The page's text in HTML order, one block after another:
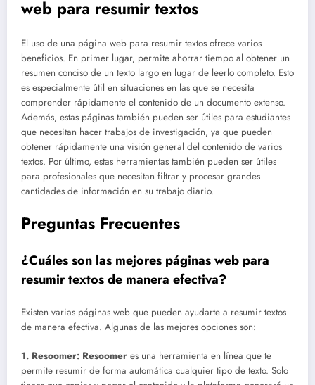
web para resumir textos
El uso de una página web para resumir textos ofrece varios
beneficios. En primer lugar, permite ahorrar tiempo al obtener un
resumen conciso de un texto largo en lugar de leerlo completo. Esto
es especialmente útil en situaciones en las que se necesita
comprender rápidamente el contenido de un documento extenso.
Además, estas páginas también pueden ser útiles para estudiantes
que necesitan hacer trabajos de investigación, ya que pueden
obtener rápidamente una visión general del contenido de varios
textos. Por último, estas herramientas también pueden ser útiles
para profesionales que necesitan filtrar y procesar grandes
cantidades de información en su trabajo diario.
Preguntas Frecuentes
¿Cuáles son las mejores páginas web para
resumir textos de manera efectiva?
Existen varias páginas web que pueden ayudarte a resumir textos
de manera efectiva. Algunas de las mejores opciones son:
1. Resoomer: Resoomer es una herramienta en línea que te
permite resumir de forma automática cualquier tipo de texto. Solo